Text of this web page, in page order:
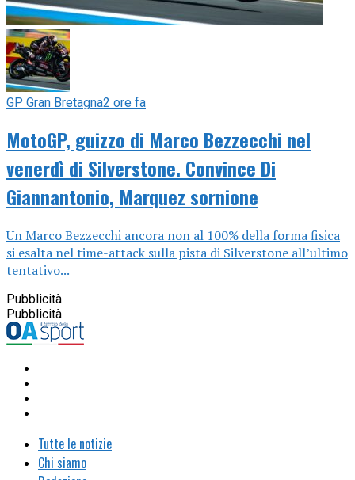
GP Gran Bretagna2 ore fa
MotoGP, guizzo di Marco Bezzecchi nel
venerdì di Silverstone. Convince Di
Giannantonio, Marquez sornione
Un Marco Bezzecchi ancora non al 100% della forma fisica
si esalta nel time-attack sulla pista di Silverstone all’ultimo
tentativo...
Pubblicità
Pubblicità
Tutte le notizie
Chi siamo